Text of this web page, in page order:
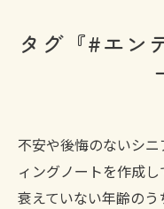
タグ『#エン
不安や後悔のないシ
ィングノートを作成
衰えていない年齢の